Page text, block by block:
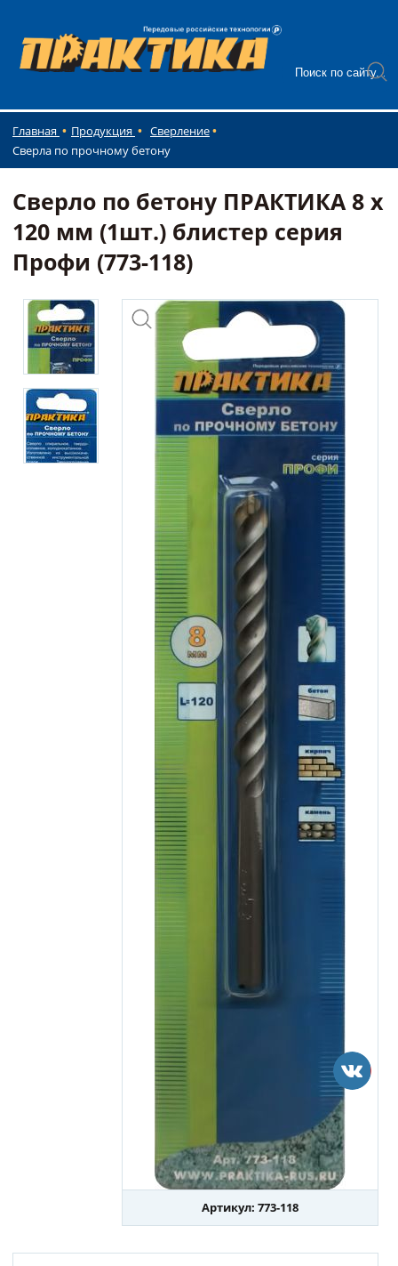
Главная Продукция
Сверление
Сверла по прочному бетону
Сверло по бетону ПРАКТИКА 8 х
120 мм (1шт.) блистер серия
Профи (773-118)
Артикул: 773-118